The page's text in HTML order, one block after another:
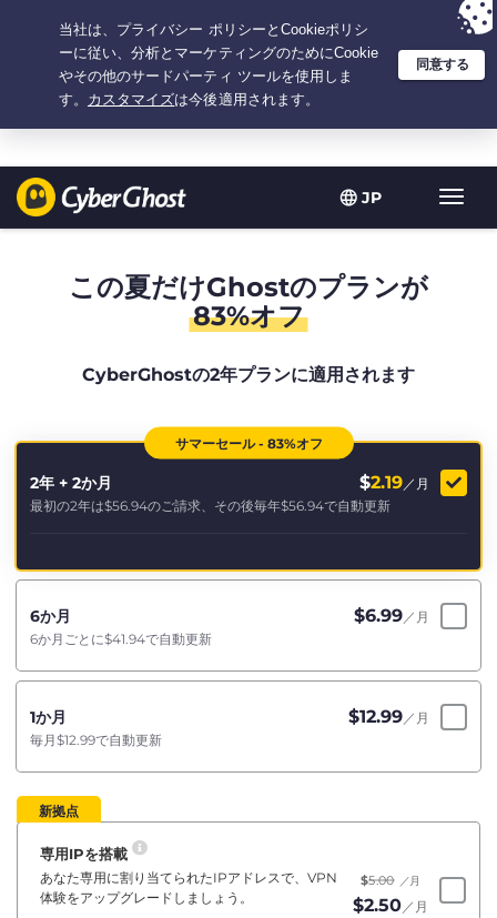
JP
ト
グ
選択プラン：2.1666666666667年間 $ 2.19 /月の 大特価
この夏だけGhostのプランが
83%オフ
CyberGhostの2年プランに適用されます
サマーセール - 83%オフ
2年 + 2か月 $2.19 ／月
最初の2年は$56.94のご請求、その後毎年$56.94で自動更新
6か月 $6.99 ／月
6か月ごとに$41.94で自動更新
1か月 $12.99 ／月
毎月$12.99で自動更新
新拠点
専用IPを搭載
あなた専用に割り当てられたIPアドレスで、VPN
体験をアップグレードしましょう。
$5.00 ／月
$2.50 ／月